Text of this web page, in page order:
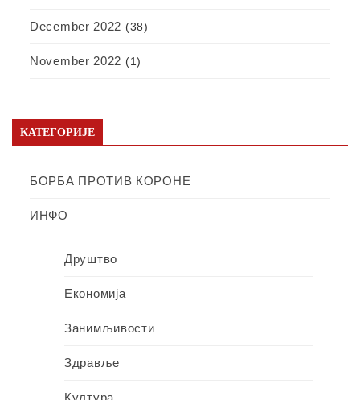
December 2022 (38)
November 2022 (1)
КАТЕГОРИЈЕ
БОРБА ПРОТИВ КОРОНЕ
ИНФО
Друштво
Економија
Занимљивости
Здравље